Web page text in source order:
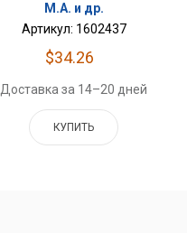
М.А. и др.
Артикул: 1602437
$34.26
Доставка за 14–20 дней
КУПИТЬ